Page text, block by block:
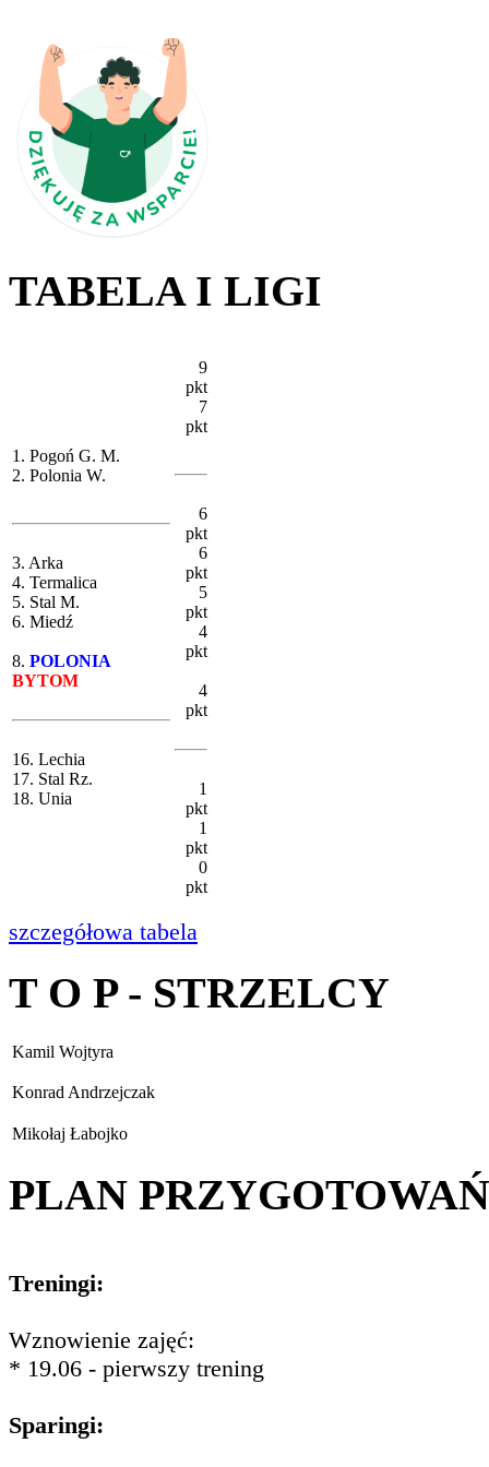
TABELA I LIGI
1. Pogoń G. M.
2. Polonia W.
3. Arka
4. Termalica
5. Stal M.
6. Miedź
8. POLONIA
BYTOM
16. Lechia
17. Stal Rz.
18. Unia
9
pkt
7
pkt
6
pkt
6
pkt
5
pkt
4
pkt
4
pkt
1
pkt
1
pkt
0
pkt
szczegółowa tabela
T O P - STRZELCY
Kamil Wojtyra
Konrad Andrzejczak
Mikołaj Łabojko
PLAN PRZYGOTOWAŃ
Treningi:
Wznowienie zajęć:
* 19.06 - pierwszy trening
Sparingi: